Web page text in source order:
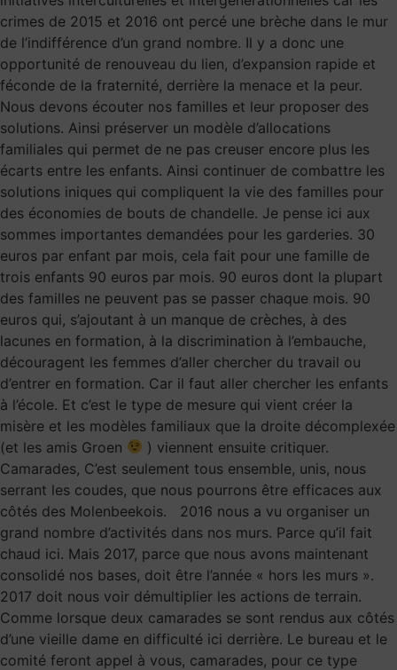
crimes de 2015 et 2016 ont percé une brèche dans le mur
de l’indifférence d’un grand nombre. Il y a donc une
opportunité de renouveau du lien, d’expansion rapide et
féconde de la fraternité, derrière la menace et la peur.
Nous devons écouter nos familles et leur proposer des
solutions. Ainsi préserver un modèle d’allocations
familiales qui permet de ne pas creuser encore plus les
écarts entre les enfants. Ainsi continuer de combattre les
solutions iniques qui compliquent la vie des familles pour
des économies de bouts de chandelle. Je pense ici aux
sommes importantes demandées pour les garderies. 30
euros par enfant par mois, cela fait pour une famille de
trois enfants 90 euros par mois. 90 euros dont la plupart
des familles ne peuvent pas se passer chaque mois. 90
euros qui, s’ajoutant à un manque de crèches, à des
lacunes en formation, à la discrimination à l’embauche,
découragent les femmes d’aller chercher du travail ou
d’entrer en formation. Car il faut aller chercher les enfants
à l’école. Et c’est le type de mesure qui vient créer la
misère et les modèles familiaux que la droite décomplexée
(et les amis Groen
) viennent ensuite critiquer.
Camarades, C’est seulement tous ensemble, unis, nous
serrant les coudes, que nous pourrons être efficaces aux
côtés des Molenbeekois. 2016 nous a vu organiser un
grand nombre d’activités dans nos murs. Parce qu’il fait
chaud ici. Mais 2017, parce que nous avons maintenant
consolidé nos bases, doit être l’année « hors les murs ».
2017 doit nous voir démultiplier les actions de terrain.
Comme lorsque deux camarades se sont rendus aux côtés
d’une vieille dame en difficulté ici derrière. Le bureau et le
comité feront appel à vous, camarades, pour ce type